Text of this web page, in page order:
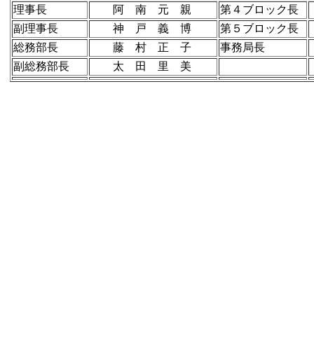
理事長
阿 南 元 親 第４ブロック長
副理事長
神 戸 義 博 第５ブロック長
総務部長
藤 村 正 子 事務局長
副総務部長
太 田 里 美